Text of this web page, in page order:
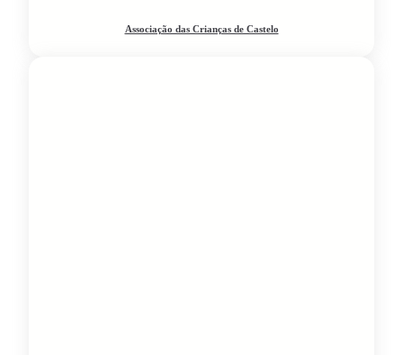
Associação das Crianças de Castelo